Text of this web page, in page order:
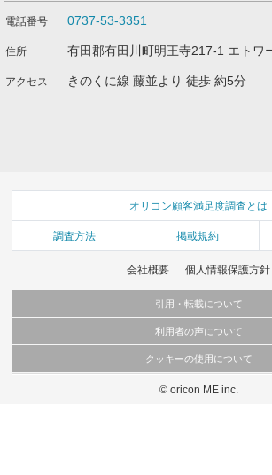
0737-53-3351
有田郡有田川町明王寺217-1 エトワ
きのくに線 藤並より 徒歩 約5分
オリコン顧客満足度調査とは
調査方法 掲載規約
会社概要 個人情報保護方針
引用・転載について
当サイトで公開されている情報（文字、写真、イラスト、画
これらの情報を権利者の許可なく無断転載・複製などの二次
利用者の声について
当サイトに掲載している内容はすべてサービスの利用者が提
弊社の見解・ 意見ではないことをご理解いただいた上でご覧く
クッキーの使用について
このサイトでは Cookie を使用して、ユーザーに合わせたコン
© oricon ME inc.